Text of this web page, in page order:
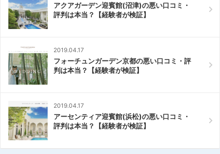
アクアガーデン迎賓館(沼津)の悪い口コミ・
評判は本当？【経験者が検証】
2019.04.17
フォーチュンガーデン京都の悪い口コミ・評
判は本当？【経験者が検証】
2019.04.17
アーセンティア迎賓館(浜松)の悪い口コミ・
評判は本当？【経験者が検証】